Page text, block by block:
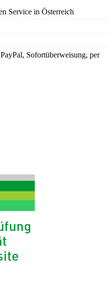
Service in Österreich
Sofortüberweisung, per